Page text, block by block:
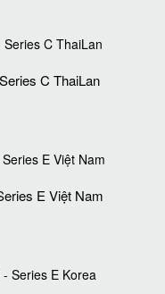
C ThaiLan
E Việt Nam